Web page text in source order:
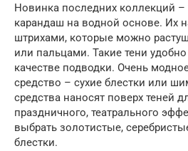
Новинка последних коллекций –
карандаш на водной основе. Их
штрихами, которые можно
или пальцами. Такие тени
качестве подводки. Очень
средство – сухие блестки или
средства наносят поверх теней
праздничного, театрального
выбрать золотистые,
блестки.